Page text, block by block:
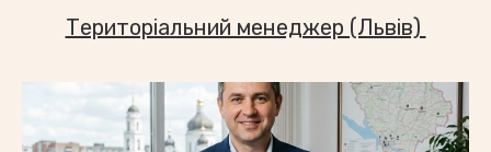
Територіальний менеджер (Львів) ​